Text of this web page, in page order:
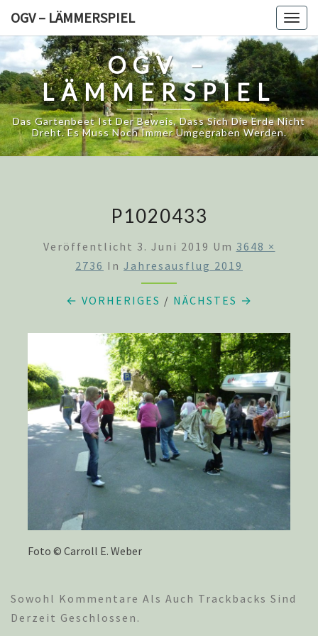
content
OGV – LÄMMERSPIEL
OGV –
LÄMMERSPIEL
Das Gartenbeet Ist Der Beweis, Dass Sich Die Erde Nicht
Dreht. Es Muss Noch Immer Umgegraben Werden.
P1020433
Veröffentlicht 3. Juni 2019 Um 3648 ×
2736 In Jahresausflug 2019
← VORHERIGES / NÄCHSTES →
Foto © Carroll E. Weber
Sowohl Kommentare Als Auch Trackbacks Sind
Derzeit Geschlossen.